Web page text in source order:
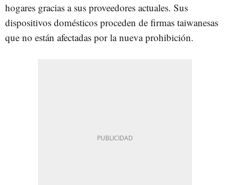
hogares gracias a sus proveedores actuales. Sus
dispositivos domésticos proceden de firmas taiwanesas
que no están afectadas por la nueva prohibición.